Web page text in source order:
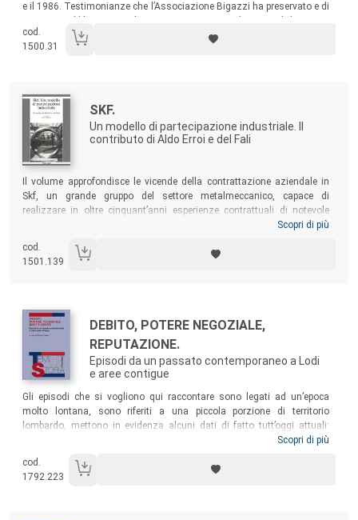
e il 1986. Testimonianze che l’Associazione Bigazzi ha preservato e di
restituiscono la dimensione reale e concreta della fabbrica
novecentesca − la progettazione, l’organizzazione, le lotte, gli impianti,
cod.
1500.31
Autori:
Titolo:
SKF.
Un modello di partecipazione industriale. Il
contributo di Aldo Erroi e del Fali
Sommario:
Il volume approfondisce le vicende della contrattazione aziendale in
Skf, un grande gruppo del settore metalmeccanico, capace di
realizzare in oltre cinquant’anni esperienze contrattuali di notevole
rilevanza, innovative e, spesso, anticipatrici di contenuti fatti propri, in
anche il Fali, una sigla fondata da Aldo Erroi, di cui il testo ripercorre la
traiettoria biografica e sindacale.
Scopri di più
cod.
1501.139
Autori:
Titolo:
DEBITO, POTERE NEGOZIALE,
REPUTAZIONE.
Episodi da un passato contemporaneo a Lodi
e aree contigue
Sommario:
Gli episodi che si vogliono qui raccontare sono legati ad un’epoca
molto lontana, sono riferiti a una piccola porzione di territorio
lombardo, mettono in evidenza alcuni dati di fatto tutt’oggi attuali:
fanno comprendere soprattutto come i rapporti di debito/credito siano
avvantaggia chi detiene in quel momento maggior potere ed è capace
di imporre anche mediaticamente le proprie ragioni. (Dalla
Scopri di più
cod.
1792.223